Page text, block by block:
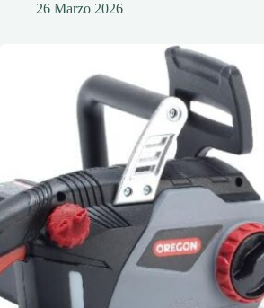
26 Marzo 2026